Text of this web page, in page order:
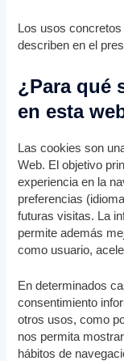
Los usos
describen en el
¿Para qué
en esta
Las cookies son
Web. El objetivo
experiencia en la
preferencias
futuras visitas. La
permite además
como usuario,
En determinados
consentimiento
otros usos, como
nos permita
hábitos de